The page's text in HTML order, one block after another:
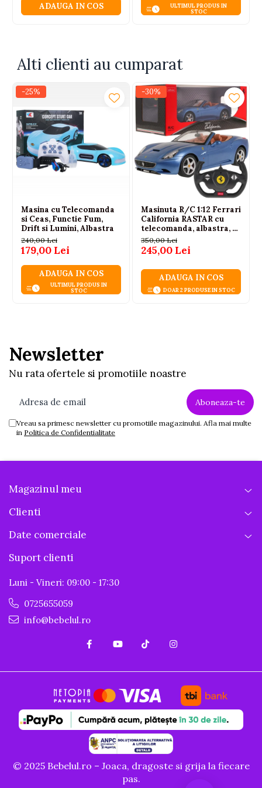
distractie.ADAUGA IN COS
ULTIMUL PRODUS IN
STOC
Alti clienti au cumparat
-25%
Masina cu Telecomanda
si Ceas, Functie Fum,
Drift si Lumini, Albastra
240,00 Lei
179,00 Lei
ADAUGA IN COS
ULTIMUL PRODUS IN
STOC
-30%
Masinuta R/C 1:12 Ferrari
California RASTAR cu
telecomanda, albastra, 6
ani+
350,00 Lei
245,00 Lei
ADAUGA IN COS
DOAR 2 PRODUSE IN STOC
Newsletter
Nu rata ofertele si promotiile noastre
Vreau sa primesc newsletter cu promotiile magazinului. Afla mai multe
in Politica de Confidentialitate
Magazinul meu
Clienti
Date comerciale
Suport clienti
Luni - Vineri: 09:00 - 17:30
0725655059
info@bebelul.ro
© 2025 Bebelul.ro – Joaca, dragoste si grija la fiecare
pas.